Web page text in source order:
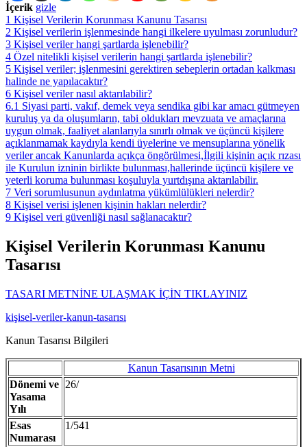
İçerik gizle
1 Kişisel Verilerin Korunması Kanunu Tasarısı
2 Kişisel verilerin işlenmesinde hangi ilkelere uyulması zorunludur?
3 Kişisel veriler hangi şartlarda işlenebilir?
4 Özel nitelikli kişisel verilerin hangi şartlarda işlenebilir?
5 Kişisel veriler; işlenmesini gerektiren sebeplerin ortadan kalkması
halinde ne yapılacaktır?
6 Kişisel veriler nasıl aktarılabilir?
6.1 Siyasi parti, vakıf, demek veya sendika gibi kar amacı gütmeyen
kuruluş ya da oluşumların, tabi oldukları mevzuata ve amaçlarına
uygun olmak, faaliyet alanlarıyla sınırlı olmak ve üçüncü kişilere
açıklanmamak kaydıyla kendi üyelerine ve mensuplarına yönelik
veriler ancak Kanunlarda açıkça öngörülmesi,İlgili kişinin açık rızası
ile Kurulun izninin birlikte bulunması,hallerinde üçüncü kişilere ve
yeterli koruma bulunması koşuluyla yurtdışına aktarılabilir.
7 Veri sorumlusunun aydınlatma yükümlülükleri nelerdir?
8 Kişisel verisi işlenen kişinin hakları nelerdir?
9 Kişisel veri güvenliği nasıl sağlanacaktır?
Kişisel Verilerin Korunması Kanunu
Tasarısı
TASARI METNİNE ULAŞMAK İÇİN TIKLAYINIZ
kişisel-veriler-kanun-tasarısı
Kanun Tasarısı Bilgileri
Kanun Tasarısının Metni
Dönemi ve
Yasama
Yılı
26/
Esas
Numarası
1/541